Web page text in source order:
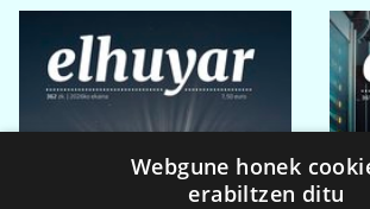
Webgune honek
erabiltzen ditu